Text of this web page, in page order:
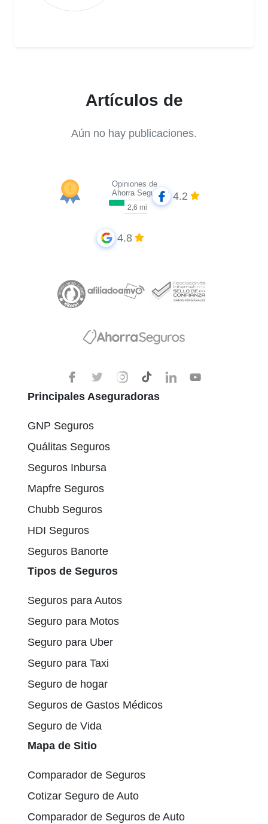
Artículos de
Aún no hay publicaciones.
Opiniones de
Ahorra Seguros
4.2
4.8
Principales Aseguradoras
GNP Seguros
Quálitas Seguros
Seguros Inbursa
Mapfre Seguros
Chubb Seguros
HDI Seguros
Seguros Banorte
Tipos de Seguros
Seguros para Autos
Seguro para Motos
Seguro para Uber
Seguro para Taxi
Seguro de hogar
Seguros de Gastos Médicos
Seguro de Vida
Mapa de Sitio
Comparador de Seguros
Cotizar Seguro de Auto
Comparador de Seguros de Auto